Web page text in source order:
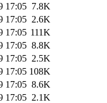
17:05 7.8K
17:05 2.6K
17:05 111K
17:05 8.8K
17:05 2.5K
17:05 108K
17:05 8.6K
17:05 2.1K